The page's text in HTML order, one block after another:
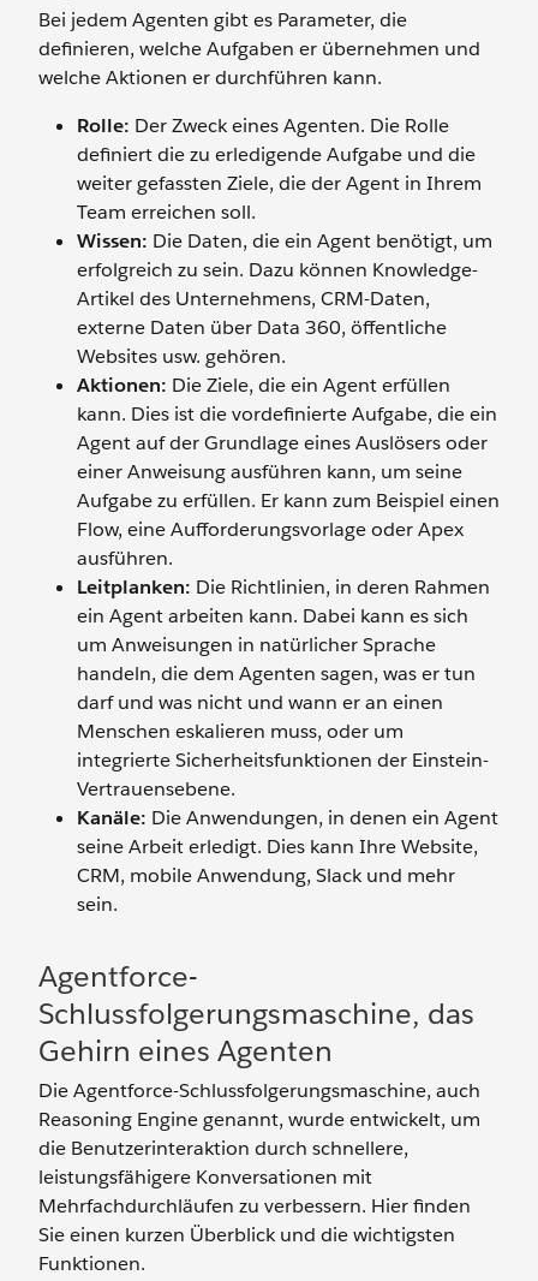
Bei jedem Agenten gibt es Parameter, die
definieren, welche Aufgaben er übernehmen und
welche Aktionen er durchführen kann.
Rolle: Der Zweck eines Agenten. Die Rolle
definiert die zu erledigende Aufgabe und die
weiter gefassten Ziele, die der Agent in Ihrem
Team erreichen soll.
Wissen: Die Daten, die ein Agent benötigt, um
erfolgreich zu sein. Dazu können Knowledge-
Artikel des Unternehmens, CRM-Daten,
externe Daten über Data 360, öffentliche
Websites usw. gehören.
Aktionen: Die Ziele, die ein Agent erfüllen
kann. Dies ist die vordefinierte Aufgabe, die ein
Agent auf der Grundlage eines Auslösers oder
einer Anweisung ausführen kann, um seine
Aufgabe zu erfüllen. Er kann zum Beispiel einen
Flow, eine Aufforderungsvorlage oder Apex
ausführen.
Leitplanken: Die Richtlinien, in deren Rahmen
ein Agent arbeiten kann. Dabei kann es sich
um Anweisungen in natürlicher Sprache
handeln, die dem Agenten sagen, was er tun
darf und was nicht und wann er an einen
Menschen eskalieren muss, oder um
integrierte Sicherheitsfunktionen der Einstein-
Vertrauensebene.
Kanäle: Die Anwendungen, in denen ein Agent
seine Arbeit erledigt. Dies kann Ihre Website,
CRM, mobile Anwendung, Slack und mehr
sein.
Agentforce-
Schlussfolgerungsmaschine, das
Gehirn eines Agenten
Die Agentforce-Schlussfolgerungsmaschine, auch
Reasoning Engine genannt, wurde entwickelt, um
die Benutzerinteraktion durch schnellere,
leistungsfähigere Konversationen mit
Mehrfachdurchläufen zu verbessern. Hier finden
Sie einen kurzen Überblick und die wichtigsten
Funktionen.